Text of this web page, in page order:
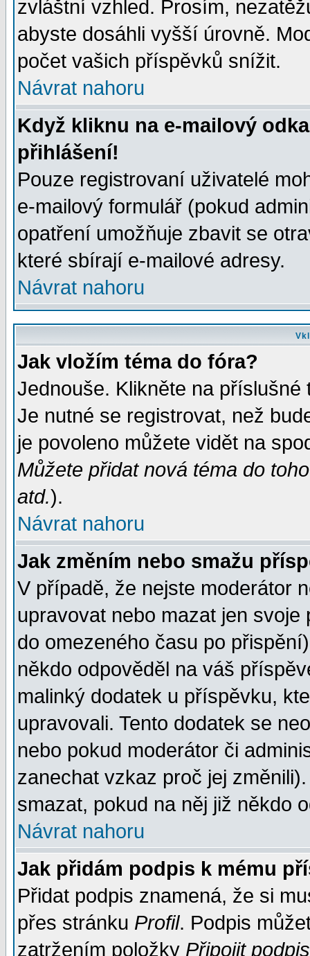
zvláštní vzhled. Prosím,
abyste dosáhli vyšší úrovně.
počet vašich příspěvků snížit.
Návrat nahoru
Když kliknu na e-mailový
přihlášení!
Pouze registrovaní uživatelé
e-mailový formulář (pokud
opatření umožňuje zbavit se
které sbírají e-mailové adresy.
Návrat nahoru
Jak vložím téma do fóra?
Jednouše. Klikněte na
Je nutné se registrovat, než
je povoleno můžete vidět na
Můžete přidat nová téma do
atd.).
Návrat nahoru
Jak změním nebo smažu
V případě, že nejste moderátor
upravovat nebo mazat jen
do omezeného času po
někdo odpověděl na váš
malinký dodatek u příspěvku,
upravovali. Tento dodatek se
nebo pokud moderátor či
zanechat vzkaz proč jej
smazat, pokud na něj již někdo
Návrat nahoru
Jak přidám podpis k mému
Přidat podpis znamená, že si
přes stránku Profil. Podpis
zatržením položky Připojit podpis